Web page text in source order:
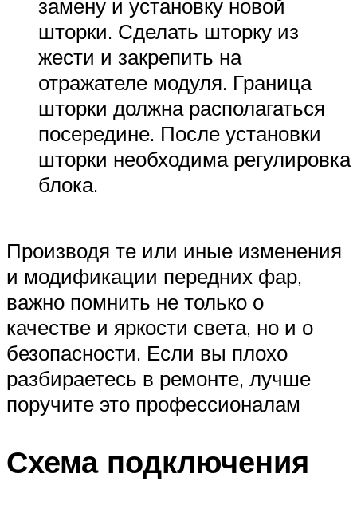
замену и установку новой
шторки. Сделать шторку из
жести и закрепить на
отражателе модуля. Граница
шторки должна располагаться
посередине. После установки
шторки необходима регулировка
блока.
Производя те или иные изменения
и модификации передних фар,
важно помнить не только о
качестве и яркости света, но и о
безопасности. Если вы плохо
разбираетесь в ремонте, лучше
поручите это профессионалам
Схема подключения